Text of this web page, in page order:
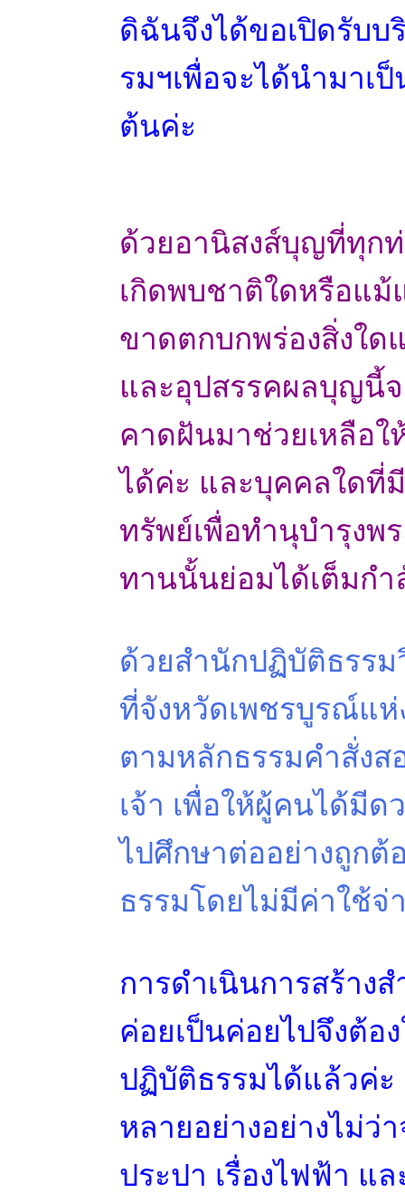
ดิฉันจึงได้ขอเปิดรับ
รมฯเพื่อจะได้นำมาเ
ต้นค่ะ
ด้วยอานิสงส์บุญที่ทุก
เกิดพบชาติใดหรือแ
ขาดตกบกพร่องสิ่งใด
และอุปสรรคผลบุญนี้
คาดฝันมาช่วยเหลือ
ได้ค่ะ และบุคคลใดที่
ทรัพย์เพื่อทำนุบำรุงพ
ทานนั้นย่อมได้เต็มก
ด้วยสำนักปฏิบัติธรร
ที่จังหวัดเพชรบูรณ์แ
ตามหลักธรรมคำสั่ง
เจ้า เพื่อให้ผู้คนได้มี
ไปศึกษาต่ออย่างถูกต้
ธรรมโดยไม่มีค่าใช้จ่
การดำเนินการสร้าง
ค่อยเป็นค่อยไปจึงต้อ
ปฏิบัติธรรมได้แล้วค่
หลายอย่างอย่างไม่ว่า
ประปา เรื่องไฟฟ้า แ